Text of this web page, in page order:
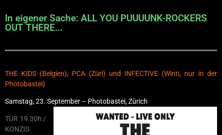
In eigener Sache: ALL YOU PUUUUNK-ROCKERS
OUT THERE...
THE KIDS (Belgien), PCA (Züri) und INFECTIVE (Winti, nur in der
Photobastei)
Samstag, 23. September – Photobastei, Zürich
TÜR 19.30h /
KONZIS